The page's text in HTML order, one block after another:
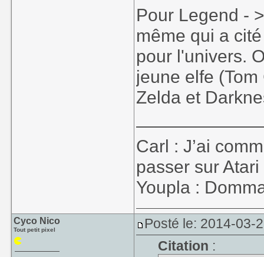
Pour Legend -
même qui a
pour l'univers.
jeune elfe
Zelda et
Carl : J’ai
passer sur Atari
Youpla :
Cyco Nico
Tout petit pixel
Posté le: 2014-03-
Citation :